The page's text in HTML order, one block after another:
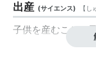
出産 (サイエンス) 【 し
子供を産むこと。